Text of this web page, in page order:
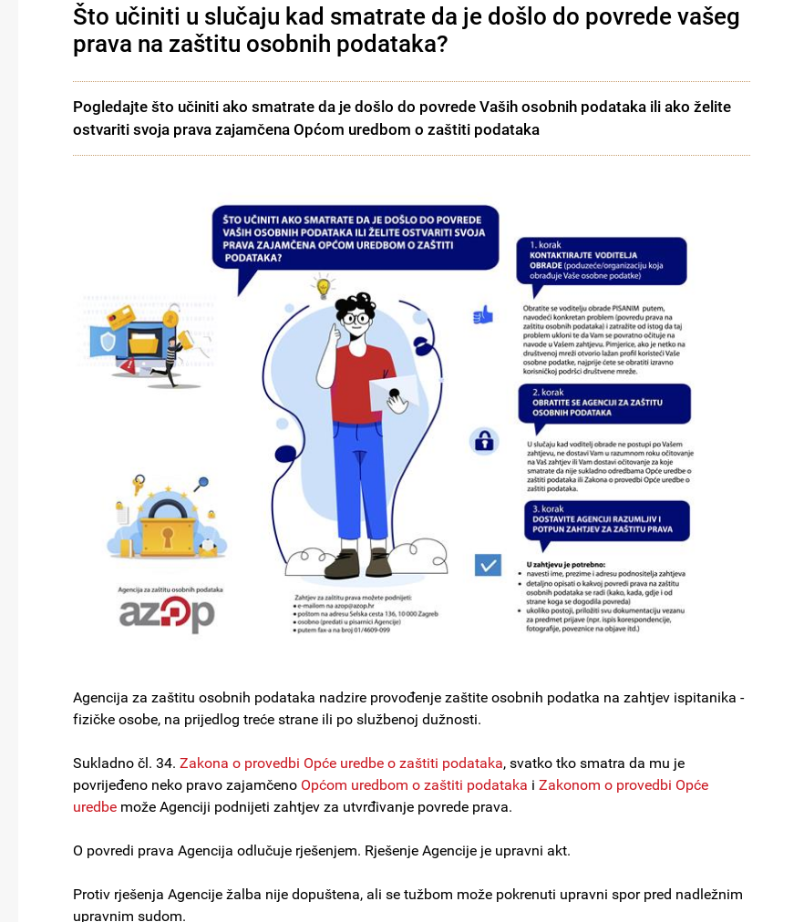
Što učiniti u slučaju kad smatrate da je došlo do povrede vašeg
prava na zaštitu osobnih podataka?
Pogledajte što učiniti ako smatrate da je došlo do povrede Vaših osobnih podataka ili ako želite
ostvariti svoja prava zajamčena Općom uredbom o zaštiti podataka
Agencija za zaštitu osobnih podataka nadzire provođenje zaštite osobnih podatka na zahtjev ispitanika -
fizičke osobe, na prijedlog treće strane ili po službenoj dužnosti.
Sukladno čl. 34. Zakona o provedbi Opće uredbe o zaštiti podataka, svatko tko smatra da mu je
povrijeđeno neko pravo zajamčeno Općom uredbom o zaštiti podataka i Zakonom o provedbi Opće
uredbe može Agenciji podnijeti zahtjev za utvrđivanje povrede prava.
O povredi prava Agencija odlučuje rješenjem. Rješenje Agencije je upravni akt.
Protiv rješenja Agencije žalba nije dopuštena, ali se tužbom može pokrenuti upravni spor pred nadležnim
upravnim sudom.